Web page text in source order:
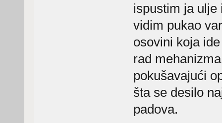
ispustim ja ulje
vidim pukao
osovini koja
rad
pokušavajući
šta se desilo
padova.